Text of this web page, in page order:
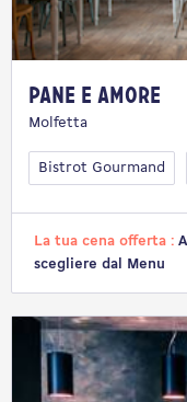
Pane e Amore
Molfetta
Bistrot Gourmand
La tua cena offerta :
scegliere dal Menu